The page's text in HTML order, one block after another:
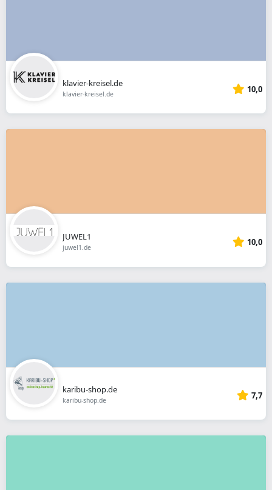
klavier-kreisel.de
klavier-kreisel.de 10,0
JUWEL1
juwel1.de 10,0
karibu-shop.de
karibu-shop.de 7,7